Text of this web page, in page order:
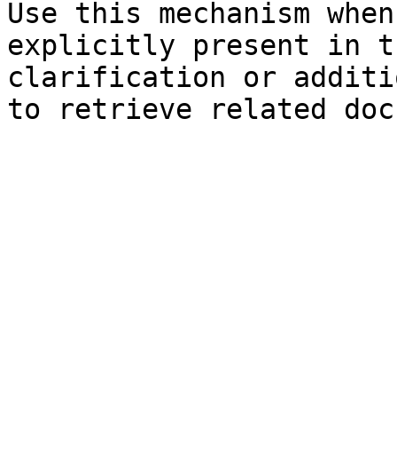
Use this mechanism
explicitly present in
clarification or